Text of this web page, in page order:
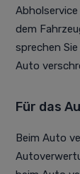
dem
sprechen
Auto
Für das
Beim Auto